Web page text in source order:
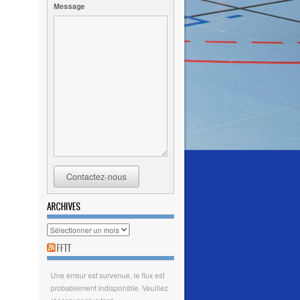
Message
Contactez-nous
ARCHIVES
Archives
FFTT
Une erreur est survenue, le flux est
probablement indisponible. Veuillez